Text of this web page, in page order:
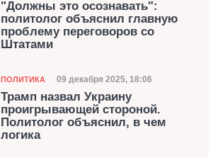
"Должны это осознавать":
политолог объяснил главную
проблему переговоров со
Штатами
Категория
ПОЛИТИКА Дата публикации
09 декабря 2025, 18:06
Трамп назвал Украину
проигрывающей стороной.
Политолог объяснил, в чем
логика